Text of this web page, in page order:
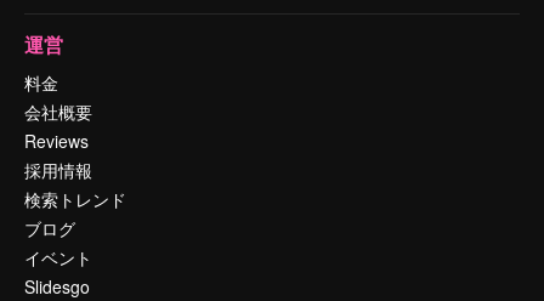
運営
料金
会社概要
Reviews
採用情報
検索トレンド
ブログ
イベント
Slidesgo